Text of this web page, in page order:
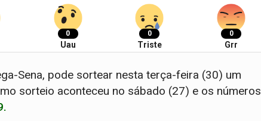
0
Uau
0
Triste
0
Grr
Sena, pode sortear nesta terça-feira (30) um
sorteio aconteceu no sábado (27) e os números